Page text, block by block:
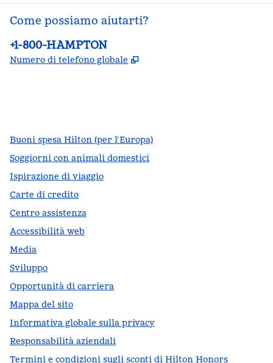
Come possiamo aiutarti?
Telefono:
+1-800-HAMPTON
Numero di telefono globale ,
Buoni spesa Hilton (per l’Europa)
Soggiorni con animali domestici
Ispirazione di viaggio
Carte di credito
Centro assistenza
Accessibilità web
Media
Sviluppo
Opportunità di carriera
Mappa del sito
Informativa globale sulla privacy
Responsabilità aziendali
Termini e condizioni sugli sconti di Hilton Honors